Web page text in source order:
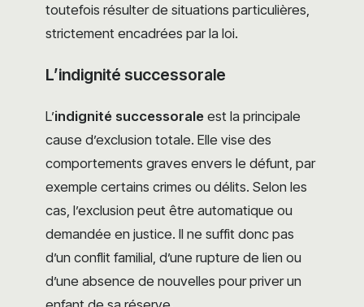
toutefois résulter de situations particulières,
strictement encadrées par la loi.
L’indignité successorale
L’indignité successorale est la principale
cause d’exclusion totale. Elle vise des
comportements graves envers le défunt, par
exemple certains crimes ou délits. Selon les
cas, l’exclusion peut être automatique ou
demandée en justice. Il ne suffit donc pas
d’un conflit familial, d’une rupture de lien ou
d’une absence de nouvelles pour priver un